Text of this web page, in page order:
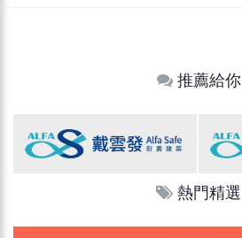
推薦給你
熱門精選